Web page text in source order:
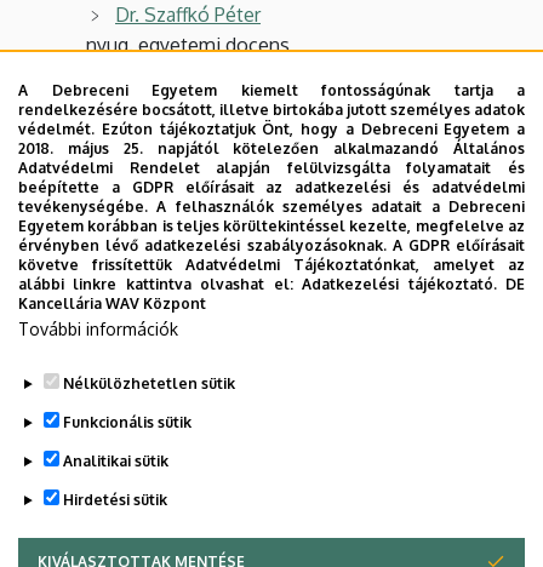
Dr. Szaffkó Péter
nyug. egyetemi docens
2025/2026. őszi félév
Kiss György
óraadó
Dr. Lakó Zsigmond
óraadó
Törzsök Réka
Legutóbbi frissítés: 2025. 08. 23. 16:13
A Debreceni Egyetem kiemelt fontosságúnak tartja a
rendelkezésére bocsátott, illetve birtokába jutott személyes adatok
védelmét. Ezúton tájékoztatjuk Önt, hogy a Debreceni Egyetem a
2018. május 25. napjától kötelezően alkalmazandó Általános
Adatvédelmi Rendelet alapján felülvizsgálta folyamatait és
beépítette a GDPR előírásait az adatkezelési és adatvédelmi
tevékenységébe. A felhasználók személyes adatait a Debreceni
Egyetem korábban is teljes körültekintéssel kezelte, megfelelve az
érvényben lévő adatkezelési szabályozásoknak. A GDPR előírásait
követve frissítettük Adatvédelmi Tájékoztatónkat, amelyet az
alábbi linkre kattintva olvashat el:Adatkezelési tájékoztató. DE
Kancellária WAV Központ
További információk
Nélkülözhetetlen sütik
Funkcionális sütik
Analitikai sütik
Hirdetési sütik
KIVÁLASZTOTTAK MENTÉSE
WITHDRAW CONSENT